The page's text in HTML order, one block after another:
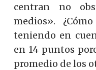
centran no
medios».
teniendo en
en 14 puntos
promedio de los